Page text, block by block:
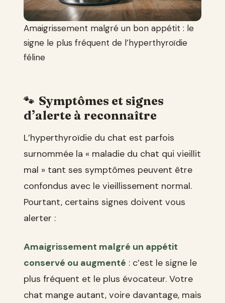
Amaigrissement malgré un bon appétit : le
signe le plus fréquent de l’hyperthyroïdie
féline
Symptômes et signes
d’alerte à reconnaître
L’hyperthyroïdie du chat est parfois
surnommée la « maladie du chat qui vieillit
mal » tant ses symptômes peuvent être
confondus avec le vieillissement normal.
Pourtant, certains signes doivent vous
alerter :
Amaigrissement malgré un appétit
conservé ou augmenté : c’est le signe le
plus fréquent et le plus évocateur. Votre
chat mange autant, voire davantage, mais